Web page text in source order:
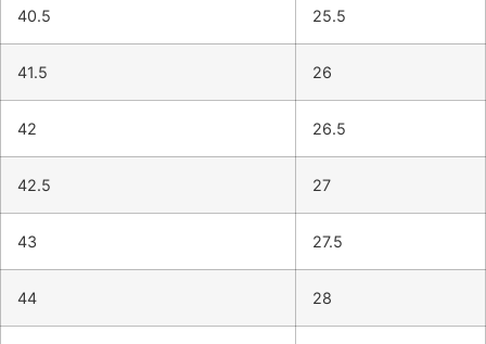
40.5 25.5
41.5 26
42 26.5
42.5 27
43 27.5
44 28